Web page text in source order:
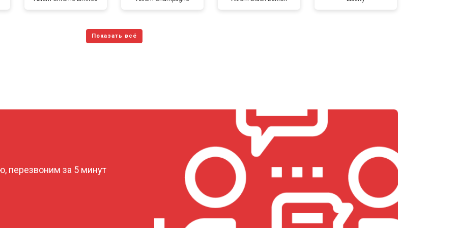
от 150 мин
от 4200 ₽
от 110 мин от 3900 ₽ Заказать
от 4800 ₽ Заказать
перезвоним за 5 минут